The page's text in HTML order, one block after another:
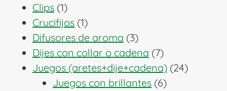
Clips 11
producto
Crucifijos 11
producto
Difusores de aroma 33
productos
Dijes con collar o cadena 77
productos
Juegos (aretes+dije+cadena) 2424
Juegos con brillantes 66